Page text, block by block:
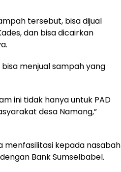
tersebut, bisa dijual
dan bisa dicairkan
menjual sampah yang
ini tidak hanya untuk PAD
desa Namang,”
menfasilitasi kepada nasabah
Bank Sumselbabel.